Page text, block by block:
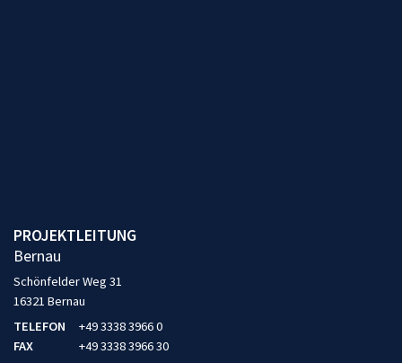
PROJEKTLEITUNG
Bernau
Schönfelder Weg 31
16321 Bernau
TELEFON
+49 3338 3966 0
FAX
+49 3338 3966 30